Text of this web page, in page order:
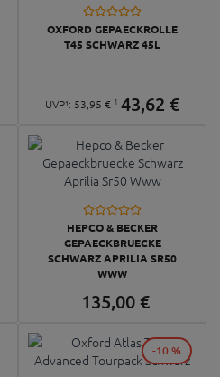
OXFORD GEPAECKROLLE
T45 SCHWARZ 45L
UVP¹: 53, 95 € 1 43,62 €
HEPCO & BECKER
GEPAECKBRUECKE
SCHWARZ APRILIA SR50
WWW
135,00 €
-10 %